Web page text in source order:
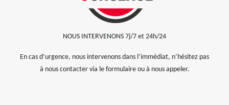
NOUS INTERVENONS 7j/7 et 24h/24
En cas d’urgence, nous intervenons dans l’immédiat, n’hésitez pas
à nous contacter via le formulaire ou à nous appeler.